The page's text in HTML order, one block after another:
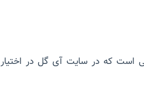
است که در سایت آی گل در اختیار